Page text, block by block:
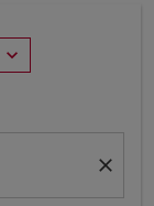
expand_more
close